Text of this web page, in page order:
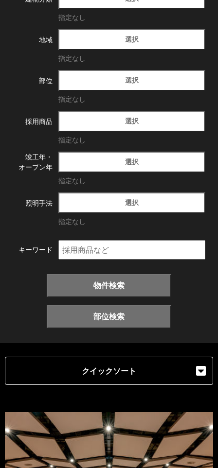
指定なし
地域 選択
指定なし
部位 選択
指定なし
採用商品 選択
指定なし
竣工年・
オープン年
選択
指定なし
照明手法 選択
指定なし
キーワード
物件検索
部位検索
クイックソート